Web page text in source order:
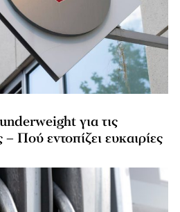
για τις
Πού εντοπίζει ευκαιρίες